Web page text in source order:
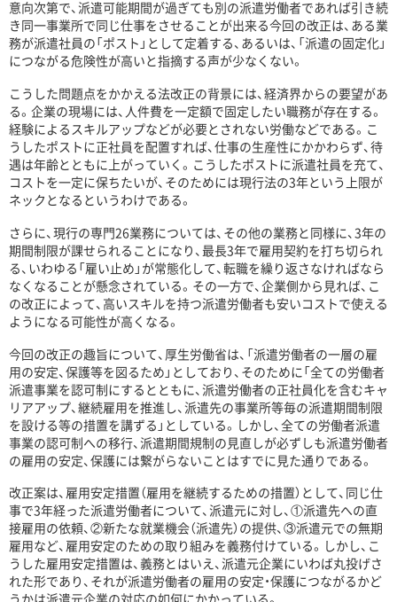
意向次第で、派遣可能期間が過ぎても別の派遣労働者であれば引き続
き同一事業所で同じ仕事をさせることが出来る今回の改正は、ある業
務が派遣社員の「ポスト」として定着する、あるいは、「派遣の固定化」
につながる危険性が高いと指摘する声が少なくない。
こうした問題点をかかえる法改正の背景には、経済界からの要望があ
る。企業の現場には、人件費を一定額で固定したい職務が存在する。
経験によるスキルアップなどが必要とされない労働などである。こ
うしたポストに正社員を配置すれば、仕事の生産性にかかわらず、待
遇は年齢とともに上がっていく。こうしたポストに派遣社員を充て、
コストを一定に保ちたいが、そのためには現行法の3年という上限が
ネックとなるというわけである。
さらに、現行の専門26業務については、その他の業務と同様に、3年の
期間制限が課せられることになり、最長3年で雇用契約を打ち切られ
る、いわゆる「雇い止め」が常態化して、転職を繰り返さなければなら
なくなることが懸念されている。その一方で、企業側から見れば、こ
の改正によって、高いスキルを持つ派遣労働者も安いコストで使える
ようになる可能性が高くなる。
今回の改正の趣旨について、厚生労働省は、「派遣労働者の一層の雇
用の安定、保護等を図るため」としており、そのために「全ての労働者
派遣事業を認可制にするとともに、派遣労働者の正社員化を含むキャ
リアアップ、継続雇用を推進し、派遣先の事業所等毎の派遣期間制限
を設ける等の措置を講ずる」としている。しかし、全ての労働者派遣
事業の認可制への移行、派遣期間規制の見直しが必ずしも派遣労働者
の雇用の安定、保護には繋がらないことはすでに見た通りである。
改正案は、雇用安定措置（雇用を継続するための措置）として、同じ仕
事で3年経った派遣労働者について、派遣元に対し、①派遣先への直
接雇用の依頼、②新たな就業機会（派遣先）の提供、③派遣元での無期
雇用など、雇用安定のための取り組みを義務付けている。しかし、こ
うした雇用安定措置は、義務とはいえ、派遣元企業にいわば丸投げさ
れた形であり、それが派遣労働者の雇用の安定・保護につながるかど